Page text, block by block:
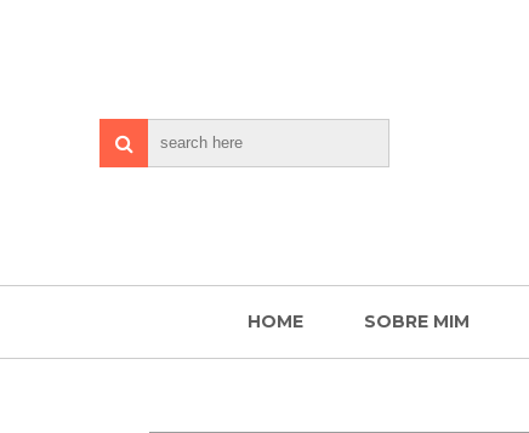
HOME SOBRE MIM